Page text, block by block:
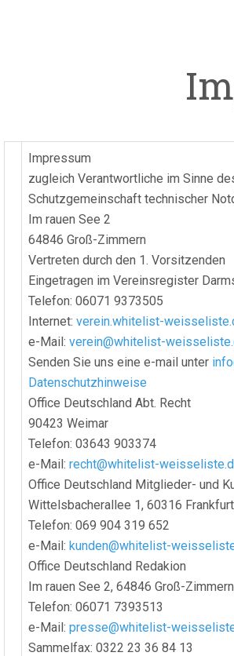
Impressum
zugleich Verantwortliche im Sinne
Schutzgemeinschaft technischer
Im rauen See 2
64846 Groß-Zimmern
Vertreten durch den 1. Vorsitzenden
Eingetragen im Vereinsregister
Telefon: 06071 9373505
Internet: verein.whitelist-
e-Mail: verein@whitelist-
Senden Sie uns eine e-mail unter
Datenschutzhinweise
Office Deutschland Abt. Recht
90423 Weimar
Telefon: 03643 903374
e-Mail: recht@whitelist-
Office Deutschland Mitglieder- und
Wittelsbacherallee 1, 60316
Telefon: 069 904 319 652
e-Mail: kunden@whitelist-
Office Deutschland Redakion
Im rauen See 2, 64846 Groß-Zimmern
Telefon: 06071 7393513
e-Mail: presse@whitelist-
Sammelfax: 0322 23 36 84 13